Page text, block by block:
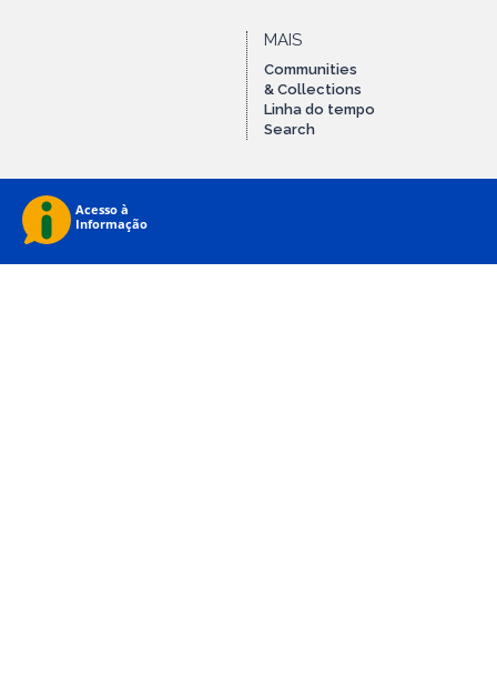
MAIS
Communities
& Collections
Linha do tempo
Search